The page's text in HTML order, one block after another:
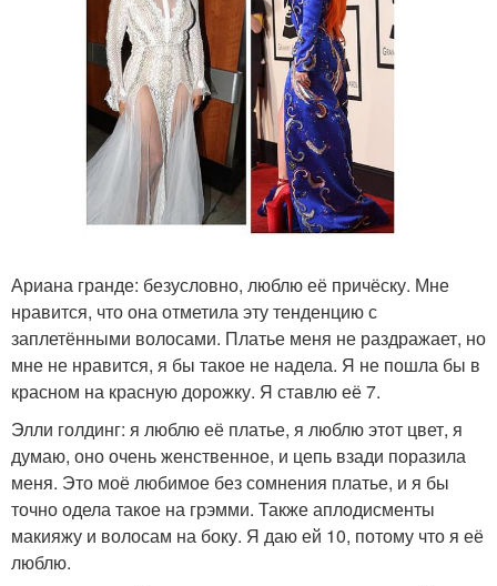
Ариана гранде: безусловно, люблю её причёску. Мне
нравится, что она отметила эту тенденцию с
заплетёнными волосами. Платье меня не раздражает, но
мне не нравится, я бы такое не надела. Я не пошла бы в
красном на красную дорожку. Я ставлю её 7.
Элли голдинг: я люблю её платье, я люблю этот цвет, я
думаю, оно очень женственное, и цепь взади поразила
меня. Это моё любимое без сомнения платье, и я бы
точно одела такое на грэмми. Также аплодисменты
макияжу и волосам на боку. Я даю ей 10, потому что я её
люблю.